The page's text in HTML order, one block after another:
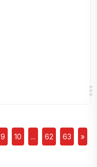
9 10 ... 62 63 »